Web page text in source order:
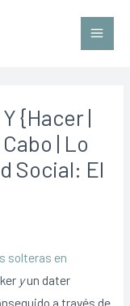
{hacer |
| Lo
Social: El
solteras en
yun dater
a través de